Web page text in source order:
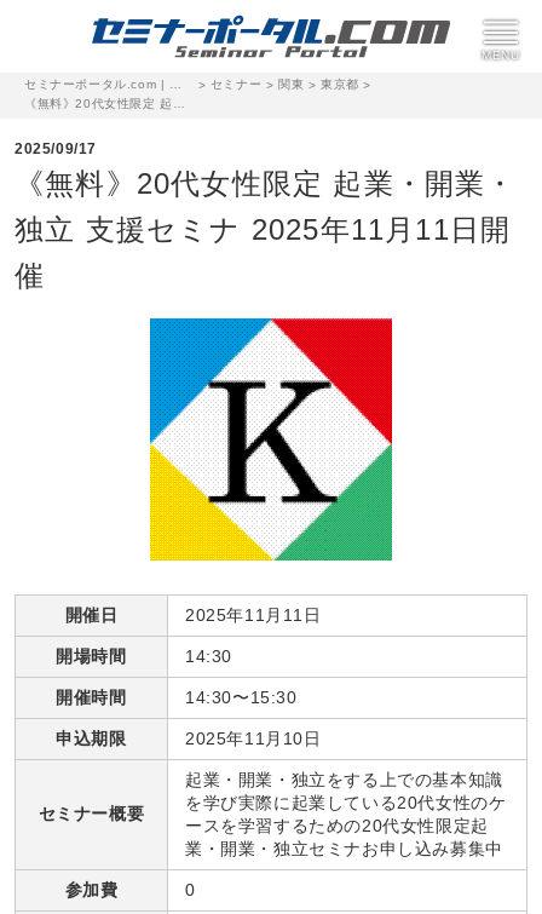
> セミナー > 関東 >東京都 >
2025/09/17
《無料》20代女性限定 起業・開業・
独立 支援セミナ 2025年11月11日開
催
開催日 2025年11月11日
開場時間 14:30
開催時間 14:30〜15:30
申込期限 2025年11月10日
セミナー概要
起業・開業・独立をする上での基本知識
を学び実際に起業している20代女性のケ
ースを学習するための20代女性限定起
業・開業・独立セミナお申し込み募集中
参加費 0